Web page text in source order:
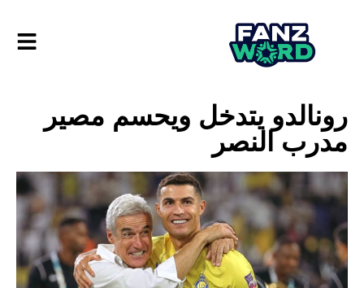
رونالدو يتدخل ويحسم مصير
مدرب النصر